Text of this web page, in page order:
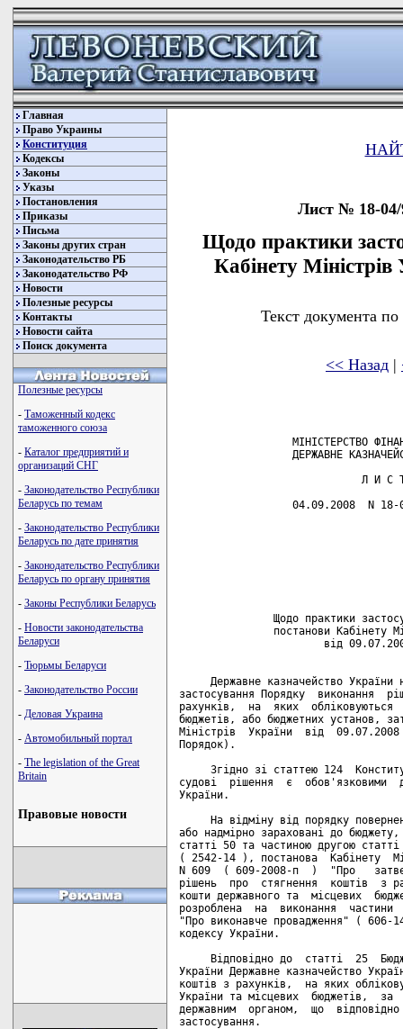
Главная
Право Украины
Конституция
Кодексы
Законы
Указы
Постановления
Приказы
Письма
Законы других стран
Законодательство РБ
Законодательство РФ
Новости
Полезные ресурсы
Контакты
Новости сайта
Поиск документа
Полезные ресурсы
- Таможенный кодекс
таможенного союза
- Каталог предприятий и
организаций СНГ
- Законодательство Республики
Беларусь по темам
- Законодательство Республики
Беларусь по дате принятия
- Законодательство Республики
Беларусь по органу принятия
- Законы Республики Беларусь
- Новости законодательства
Беларуси
- Тюрьмы Беларуси
- Законодательство России
- Деловая Украина
- Автомобильный портал
- The legislation of the Great
Britain
Правовые новости
Лист № 18-04/
Щодо практики
Кабінету
Текст документа
<< Назад |
МІНІСТЕРСТВО
ДЕРЖАВНЕ
Л И С
04.09.2008  N
Щодо практики
постанови Кабінету
від
Державне казначейство України
застосування Порядку  виконання
рахунків,  на  яких  обліковуються
бюджетів, або бюджетних установ,
Міністрів  України  від
Порядок).
Згідно зі статтею 124
судові  рішення  є  обов'язковими
України.
На відміну від порядку
або надмірно зараховані до
статті 50 та частиною другою
( 2542-14 ), постанова  Кабінету
N 609  ( 609-2008-п  )  "Про
рішень  про  стягнення  коштів  з
кошти державного та  місцевих
розроблена  на  виконання  частини
"Про виконавче провадження" (
кодексу України.
Відповідно до  статті  25
України Державне казначейство
коштів з рахунків,  на яких
України та місцевих  бюджетів,
державним  органом,  що
застосування.